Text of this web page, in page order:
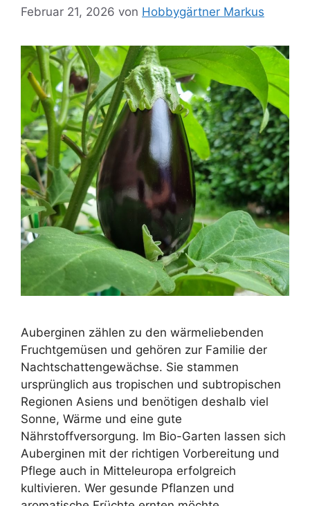
Februar 21, 2026 von Hobbygärtner Markus
Auberginen zählen zu den wärmeliebenden
Fruchtgemüsen und gehören zur Familie der
Nachtschattengewächse. Sie stammen
ursprünglich aus tropischen und subtropischen
Regionen Asiens und benötigen deshalb viel
Sonne, Wärme und eine gute
Nährstoffversorgung. Im Bio-Garten lassen sich
Auberginen mit der richtigen Vorbereitung und
Pflege auch in Mitteleuropa erfolgreich
kultivieren. Wer gesunde Pflanzen und